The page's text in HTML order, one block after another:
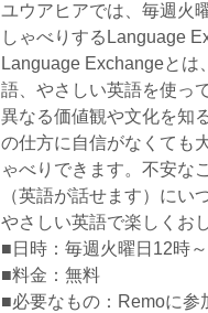
ユウアヒアでは、毎週火
しゃべりするLanguage
Language Exchangeと
語、やさしい英語を使っ
異なる価値観や文化を知
の仕方に自信がなくても
ゃべりできます。不安な
（英語が話せます）に
やさしい英語で楽しくお
■日時：毎週火曜日12時
■料金：無料
■必要なもの：Remoに参